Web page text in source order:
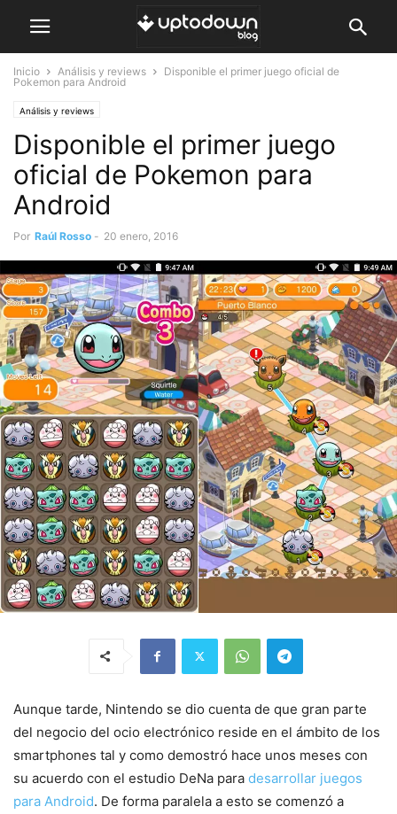
Inicio Análisis y reviews
Disponible el primer juego oficial de
Pokemon para Android
Análisis y reviews
Disponible el primer juego
oficial de Pokemon para
Android
Por Raúl Rosso - 20 enero, 2016
Aunque tarde, Nintendo se dio cuenta de que gran parte
del negocio del ocio electrónico reside en el ámbito de los
smartphones tal y como demostró hace unos meses con
su acuerdo con el estudio DeNa para desarrollar juegos
para Android. De forma paralela a esto se comenzó a